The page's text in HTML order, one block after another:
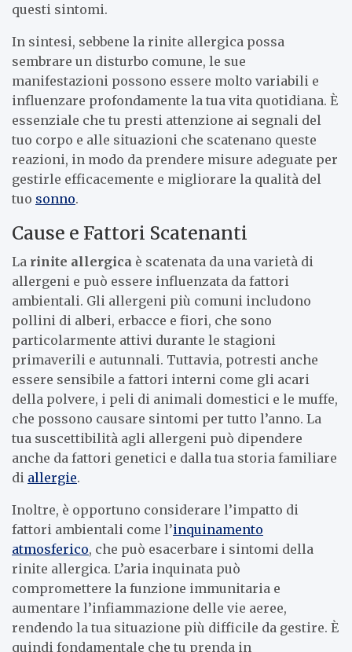
questi sintomi.
In sintesi, sebbene la rinite allergica possa
sembrare un disturbo comune, le sue
manifestazioni possono essere molto variabili e
influenzare profondamente la tua vita quotidiana. È
essenziale che tu presti attenzione ai segnali del
tuo corpo e alle situazioni che scatenano queste
reazioni, in modo da prendere misure adeguate per
gestirle efficacemente e migliorare la qualità del
tuo sonno.
Cause e Fattori Scatenanti
La rinite allergica è scatenata da una varietà di
allergeni e può essere influenzata da fattori
ambientali. Gli allergeni più comuni includono
pollini di alberi, erbacce e fiori, che sono
particolarmente attivi durante le stagioni
primaverili e autunnali. Tuttavia, potresti anche
essere sensibile a fattori interni come gli acari
della polvere, i peli di animali domestici e le muffe,
che possono causare sintomi per tutto l’anno. La
tua suscettibilità agli allergeni può dipendere
anche da fattori genetici e dalla tua storia familiare
di allergie.
Inoltre, è opportuno considerare l’impatto di
fattori ambientali come l’inquinamento
atmosferico, che può esacerbare i sintomi della
rinite allergica. L’aria inquinata può
compromettere la funzione immunitaria e
aumentare l’infiammazione delle vie aeree,
rendendo la tua situazione più difficile da gestire. È
quindi fondamentale che tu prenda in